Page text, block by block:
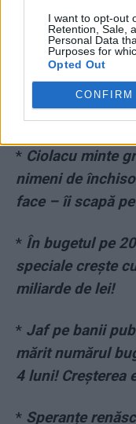
I want to opt-out
Retention, Sale,
Personal Data
Purposes for
Opted Out
CONFIRM
VIDEO. Asta a
Simion: „Te
Șoșoacă:
Fătălăule!”
* Ciolacu minte
nimeni de
face – îi scapă
* În bugetul pe
speciale crește
miliarde de lei!
* Jaf pe banii
mărit numărul
4 luni! Creșterea
* Speranțe